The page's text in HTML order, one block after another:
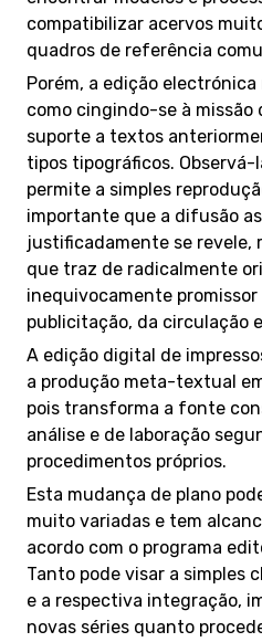
compatibilizar acervos
quadros de referência
Porém, a edição
como cingindo-se à
suporte a textos
tipos tipográficos. Observá-
permite a simples
importante que a difusão
justificadamente se revele,
que traz de radicalmente
inequivocamente promissor
publicitação, da circulação
A edição digital de
a produção meta-textual
pois transforma a fonte
análise e de laboração
procedimentos próprios.
Esta mudança de plano
muito variadas e tem
acordo com o programa
Tanto pode visar a simples
e a respectiva integração,
novas séries quanto